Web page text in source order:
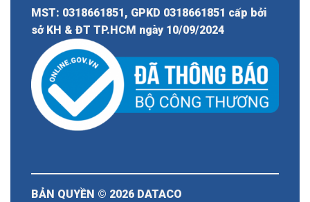
MST: 0318661851, GPKD 0318661851 cấp bởi
sở KH & ĐT TP.HCM ngày 10/09/2024
BẢN QUYỀN © 2026 DATACO